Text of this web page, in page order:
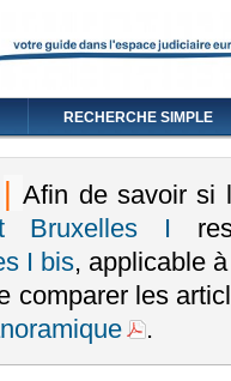
RECHERCHE SIMPLE
| Afin de savoir si
Bruxelles I
I bis, applicable
comparer les
.